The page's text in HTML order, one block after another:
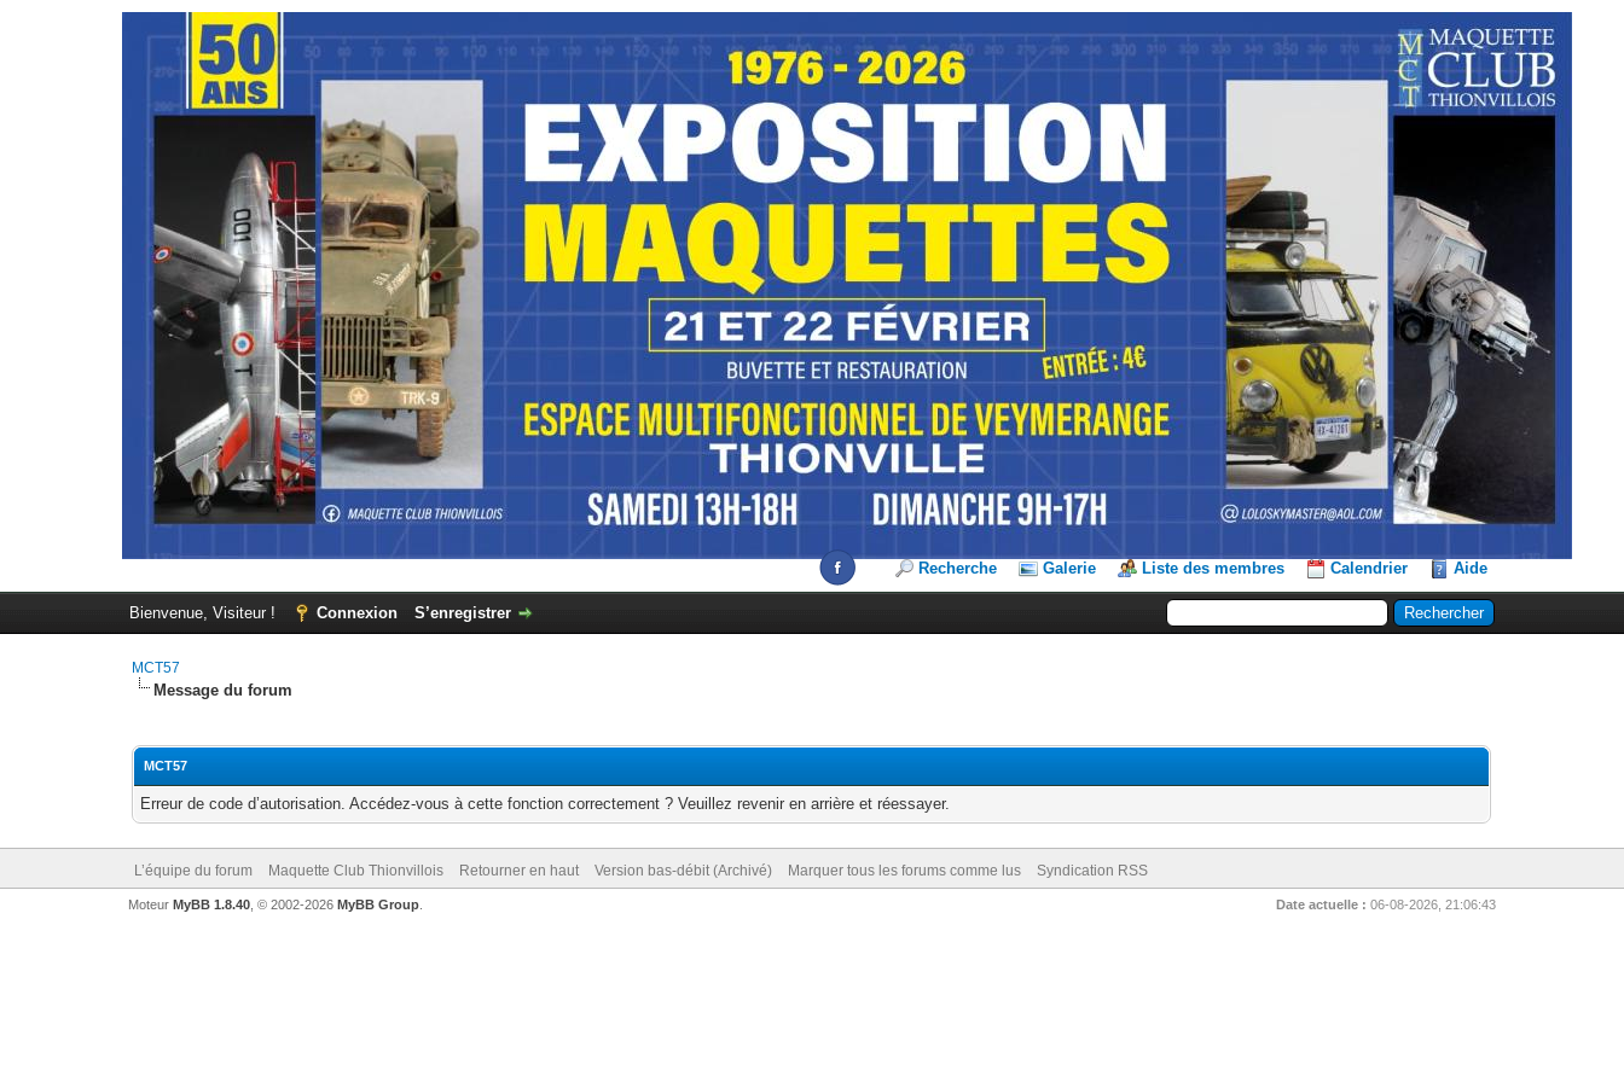
Recherche Galerie Liste des membres Calendrier Aide
Bienvenue, Visiteur ! Connexion S’enregistrer
MCT57
Message du forum
MCT57
Erreur de code d’autorisation. Accédez-vous à cette fonction correctement ? Veuillez revenir en arrière et réessayer.
L’équipe du forum Maquette Club Thionvillois Retourner en haut Version bas-débit (Archivé) Marquer tous les forums comme lus Syndication RSS
Date actuelle : 06-08-2026, 21:06:43
Moteur MyBB 1.8.40, © 2002-2026 MyBB Group.